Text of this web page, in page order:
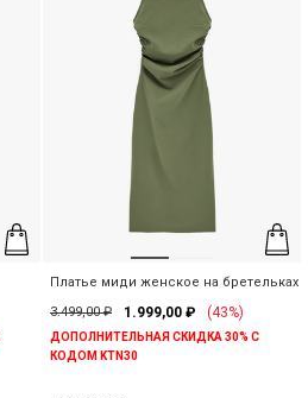
Платье миди женское на бретельках
3.499,00 ₽
1.999,00 ₽ (43%)
ДОПОЛНИТЕЛЬНАЯ СКИДКА 30% С
КОДОМ KTN30